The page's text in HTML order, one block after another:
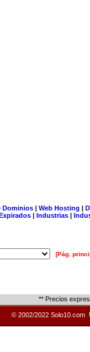
Dominios| Web Hosting |
| Industrias |
[Pág.
** Precios
© 2002/2022 Solo10.com